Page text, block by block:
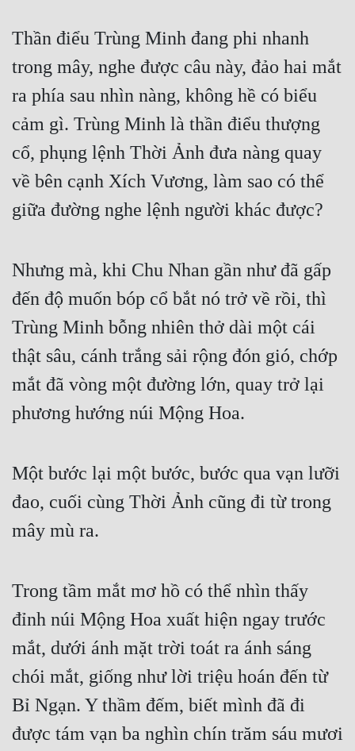
Thần điểu Trùng Minh đang phi nhanh
trong mây, nghe được câu này, đảo hai mắt
ra phía sau nhìn nàng, không hề có biểu
cảm gì. Trùng Minh là thần điểu thượng
cổ, phụng lệnh Thời Ảnh đưa nàng quay
về bên cạnh Xích Vương, làm sao có thể
giữa đường nghe lệnh người khác được?
Nhưng mà, khi Chu Nhan gần như đã gấp
đến độ muốn bóp cổ bắt nó trở về rồi, thì
Trùng Minh bỗng nhiên thở dài một cái
thật sâu, cánh trắng sải rộng đón gió, chớp
mắt đã vòng một đường lớn, quay trở lại
phương hướng núi Mộng Hoa.
Một bước lại một bước, bước qua vạn lưỡi
đao, cuối cùng Thời Ảnh cũng đi từ trong
mây mù ra.
Trong tầm mắt mơ hồ có thể nhìn thấy
đỉnh núi Mộng Hoa xuất hiện ngay trước
mắt, dưới ánh mặt trời toát ra ánh sáng
chói mắt, giống như lời triệu hoán đến từ
Bỉ Ngạn. Y thầm đếm, biết mình đã đi
được tám vạn ba nghìn chín trăm sáu mươi